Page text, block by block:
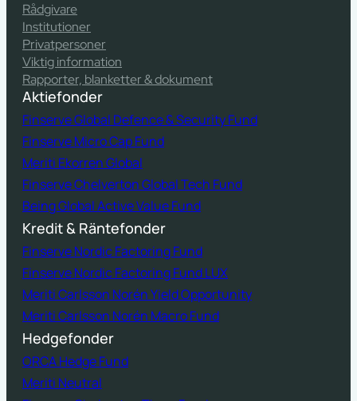
Rådgivare
Institutioner
Privatpersoner
Viktig information
Rapporter, blanketter & dokument
Aktiefonder
Finserve Global Defence & Security Fund
Finserve Micro Cap Fund
Meriti Ekorren Global
Finserve Chelverton Global Tech Fund
Being Global Active Value Fund
Kredit & Räntefonder
Finserve Nordic Factoring Fund
Finserve Nordic Factoring Fund LUX
Meriti Carlsson Norén Yield Opportunity
Meriti Carlsson Norén Macro Fund
Hedgefonder
ORCA Hedge Fund
Meriti Neutral